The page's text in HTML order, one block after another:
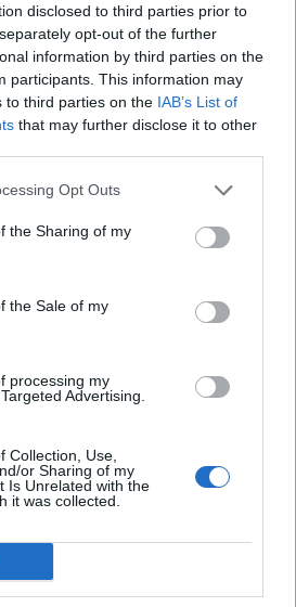
disclosed to third parties prior to
opt-out of the further
information by third parties on the
participants. This information may
to third parties on the IAB’s List of
that may further disclose it to other
Opt Outs
the Sharing of my
the Sale of my
processing my
Advertising.
Collection, Use,
or Sharing of my
Is Unrelated with the
it was collected.
διαμορφώνεται το
στην εποχή του AI
το
Ξεκινούν από απόψε τα
δρομολόγια της